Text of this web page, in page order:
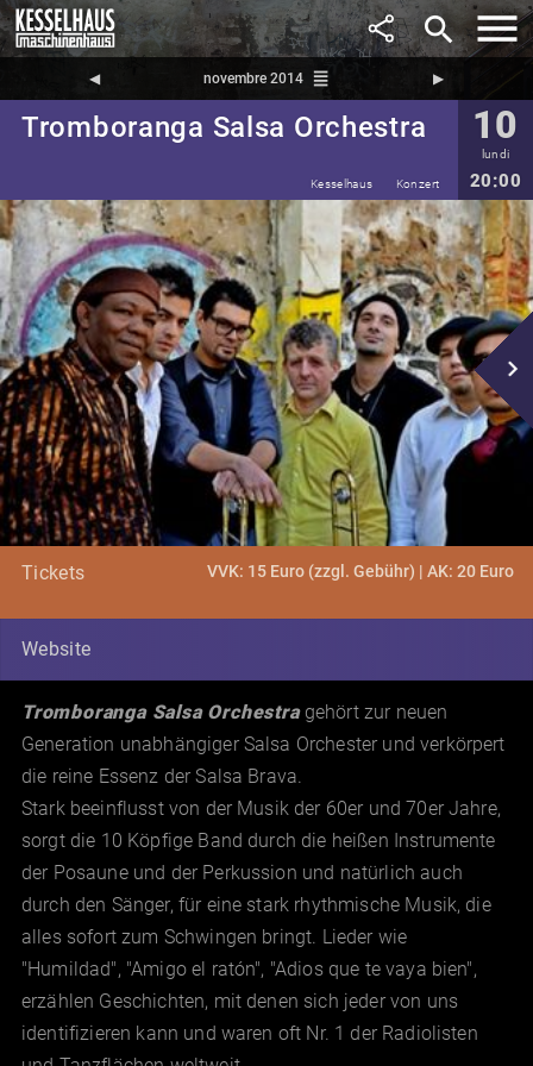
search
◀︎ novembre 2014 reorder ▶︎
Tromboranga Salsa Orchestra 10
lundi
20:00
Kesselhaus Konzert
navigate_next
Tickets VVK: 15 Euro (zzgl. Gebühr) | AK: 20 Euro
Website
Tromboranga Salsa Orchestragehört zur neuen
Generation unabhängiger Salsa Orchester und verkörpert
die reine Essenz der Salsa Brava.
Stark beeinflusst von der Musik der 60er und 70er Jahre,
sorgt die 10 Köpfige Band durch die heißen Instrumente
der Posaune und der Perkussion und natürlich auch
durch den Sänger, für eine stark rhythmische Musik, die
alles sofort zum Schwingen bringt. Lieder wie
"Humildad", "Amigo el ratón", "Adios que te vaya bien",
erzählen Geschichten, mit denen sich jeder von uns
identifizieren kann und waren oft Nr. 1 der Radiolisten